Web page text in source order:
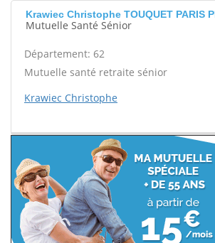
Krawiec Christophe TOUQUET PARIS
Mutuelle Santé Sénior
Département: 62
Mutuelle santé retraite sénior
Krawiec Christophe